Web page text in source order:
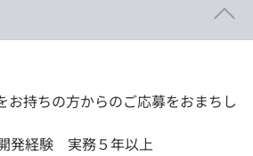
お持ちの方からのご応募をおまちし
発経験 実務５年以上